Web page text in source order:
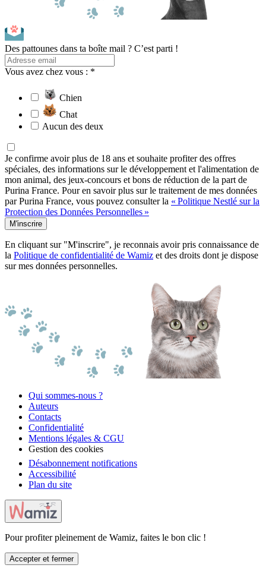
Des pattounes dans ta boîte mail ? C’est parti !
Vous avez chez vous : *
Chien
Chat
Aucun des deux
Je confirme avoir plus de 18 ans et souhaite profiter des offres
spéciales, des informations sur le développement et l'alimentation de
mon animal, des jeux-concours et bons de réduction de la part de
Purina France. Pour en savoir plus sur le traitement de mes données
par Purina France, vous pouvez consulter la « Politique Nestlé sur la
Protection des Données Personnelles »
M'inscrire
En cliquant sur "M'inscrire", je reconnais avoir pris connaissance de
la Politique de confidentialité de Wamiz et des droits dont je dispose
sur mes données personnelles.
Qui sommes-nous ?
Auteurs
Contacts
Confidentialité
Mentions légales & CGU
Gestion des cookies
Désabonnement notifications
Accessibilité
Plan du site
Pour profiter pleinement de Wamiz, faites le bon clic !
Accepter et fermer